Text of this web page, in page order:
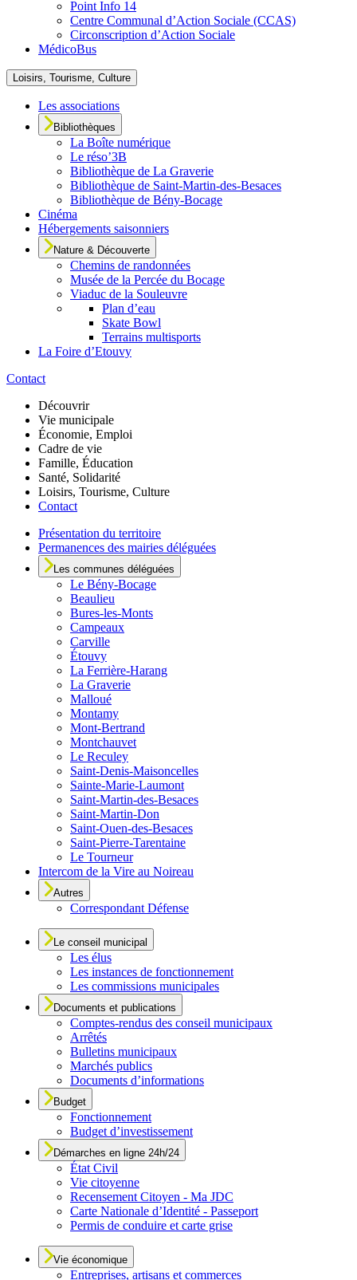
Point Info 14
Centre Communal d’Action Sociale (CCAS)
Circonscription d’Action Sociale
MédicoBus
Loisirs, Tourisme, Culture
Les associations
Bibliothèques
La Boîte numérique
Le réso’3B
Bibliothèque de La Graverie
Bibliothèque de Saint-Martin-des-Besaces
Bibliothèque de Bény-Bocage
Cinéma
Hébergements saisonniers
Nature & Découverte
Chemins de randonnées
Musée de la Percée du Bocage
Viaduc de la Souleuvre
Plan d’eau
Skate Bowl
Terrains multisports
La Foire d’Etouvy
Contact
Découvrir
Vie municipale
Économie, Emploi
Cadre de vie
Famille, Éducation
Santé, Solidarité
Loisirs, Tourisme, Culture
Contact
Présentation du territoire
Permanences des mairies déléguées
Les communes déléguées
Le Bény-Bocage
Beaulieu
Bures-les-Monts
Campeaux
Carville
Étouvy
La Ferrière-Harang
La Graverie
Malloué
Montamy
Mont-Bertrand
Montchauvet
Le Reculey
Saint-Denis-Maisoncelles
Sainte-Marie-Laumont
Saint-Martin-des-Besaces
Saint-Martin-Don
Saint-Ouen-des-Besaces
Saint-Pierre-Tarentaine
Le Tourneur
Intercom de la Vire au Noireau
Autres
Correspondant Défense
Le conseil municipal
Les élus
Les instances de fonctionnement
Les commissions municipales
Documents et publications
Comptes-rendus des conseil municipaux
Arrêtés
Bulletins municipaux
Marchés publics
Documents d’informations
Budget
Fonctionnement
Budget d’investissement
Démarches en ligne 24h/24
État Civil
Vie citoyenne
Recensement Citoyen - Ma JDC
Carte Nationale d’Identité - Passeport
Permis de conduire et carte grise
Vie économique
Entreprises, artisans et commerces